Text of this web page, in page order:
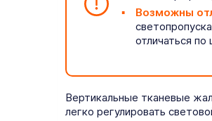
Возможны
отличаться
Вертикальные тканевые
легко регулировать